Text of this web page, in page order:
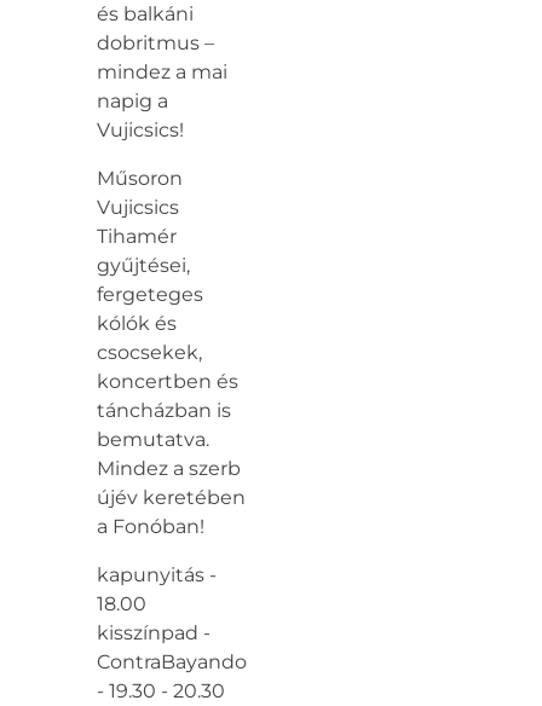
és balkáni
dobritmus –
mindez a mai
napig a
Vujicsics!
Műsoron
Vujicsics
Tihamér
gyűjtései,
fergeteges
kólók és
csocsekek,
koncertben és
táncházban is
bemutatva.
Mindez a szerb
újév keretében
a Fonóban!
kapunyitás -
18.00
kisszínpad -
ContraBayando
- 19.30 - 20.30